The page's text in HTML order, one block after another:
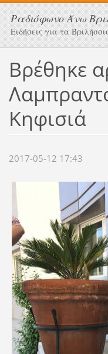
Ραδιόφωνο Άνω
Ειδήσεις για τα
Βρέθηκε
Κηφισιά
2017-05-12 17:43